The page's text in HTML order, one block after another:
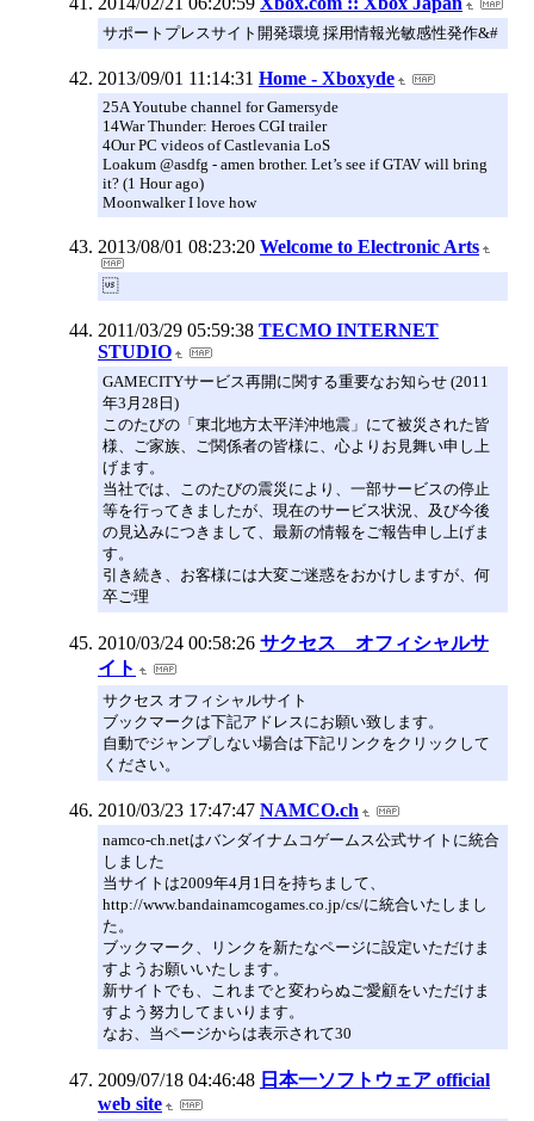
サポートプレスサイト開発環境 採用情報光敏感性発作&#
2013/09/01 11:14:31 Home - Xboxyde
25A Youtube channel for Gamersyde
14War Thunder: Heroes CGI trailer
4Our PC videos of Castlevania LoS
Loakum @asdfg - amen brother. Let’s see if GTAV will bring
it? (1 Hour ago)
Moonwalker I love how
2013/08/01 08:23:20 Welcome to Electronic Arts
2011/03/29 05:59:38 TECMO INTERNET
STUDIO
GAMECITYサービス再開に関する重要なお知らせ (2011
年3月28日)
このたびの「東北地方太平洋沖地震」にて被災された皆
様、ご家族、ご関係者の皆様に、心よりお見舞い申し上
げます。
当社では、このたびの震災により、一部サービスの停止
等を行ってきましたが、現在のサービス状況、及び今後
の見込みにつきまして、最新の情報をご報告申し上げま
す。
引き続き、お客様には大変ご迷惑をおかけしますが、何
卒ご理
2010/03/24 00:58:26 サクセス オフィシャルサ
イト
サクセス オフィシャルサイト
ブックマークは下記アドレスにお願い致します。
自動でジャンプしない場合は下記リンクをクリックして
ください。
2010/03/23 17:47:47 NAMCO.ch
namco-ch.netはバンダイナムコゲームス公式サイトに統合
しました
当サイトは2009年4月1日を持ちまして、
http://www.bandainamcogames.co.jp/cs/に統合いたしまし
た。
ブックマーク、リンクを新たなページに設定いただけま
すようお願いいたします。
新サイトでも、これまでと変わらぬご愛顧をいただけま
すよう努力してまいります。
なお、当ページからは表示されて30
2009/07/18 04:46:48 日本一ソフトウェア official
web site